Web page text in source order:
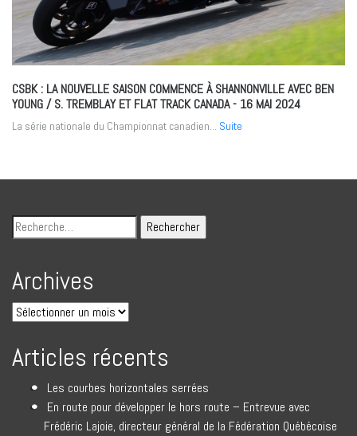
CSBK : LA NOUVELLE SAISON COMMENCE À SHANNONVILLE AVEC BEN
YOUNG / S. TREMBLAY ET FLAT TRACK CANADA- 16 MAI 2024
La série nationale du Championnat canadien... Suite
Archives
Articles récents
Les courbes horizontales serrées
En route pour développer le hors route – Entrevue avec
Frédéric Lajoie, directeur général de la Fédération Québécoise